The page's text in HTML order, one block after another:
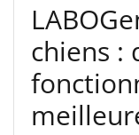
chiens :